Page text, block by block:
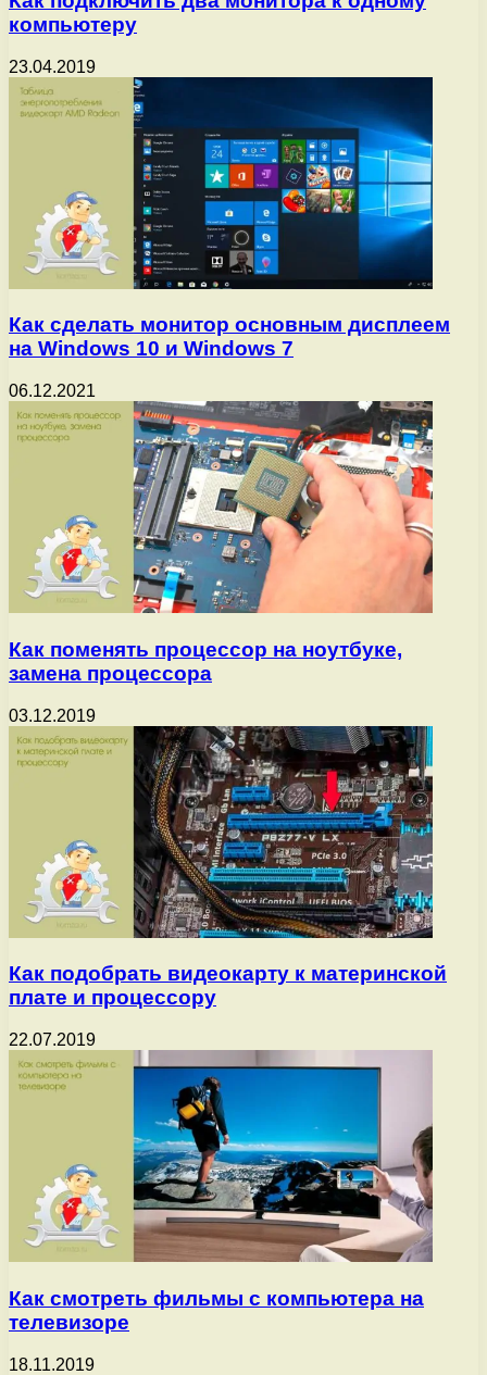
компьютеру
23.04.2019
Как сделать монитор основным дисплеем
на Windows 10 и Windows 7
06.12.2021
Как поменять процессор на ноутбуке,
замена процессора
03.12.2019
Как подобрать видеокарту к материнской
плате и процессору
22.07.2019
Как смотреть фильмы с компьютера на
телевизоре
18.11.2019